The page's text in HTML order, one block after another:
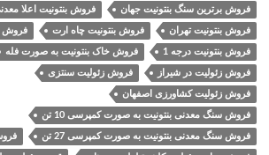
فروش برترین سنگ بنتونیت جهان فروش بنتونیت اعلا
فروش بنتونیت تهران فروش بنتونیت چاه ارت فروش
فروش بنتونیت درجه 1 فروش خاک بنتونیت به صورت فله
فروش زئولیت در شیراز فروش زئولیت سنتزی
فروش زئولیت کشاورزی اصفهان
فروش سنگ معدنی بنتونیت به صورت کمپرسی 10 تن
فروش سنگ معدنی بنتونیت به صورت کمپرسی 27 تن